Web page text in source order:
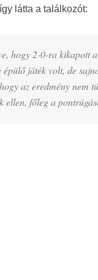
látta a találkozót:
hogy 2-0-ra kikapott
játék volt, de
az eredmény nem
főleg a